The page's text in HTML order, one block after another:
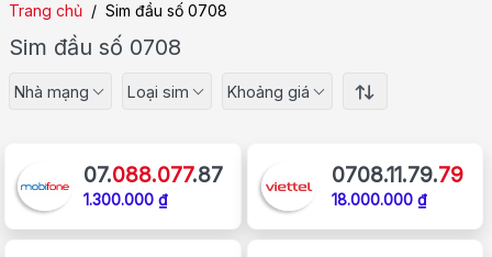
Trang chủ / Sim đầu số 0708
Sim đầu số 0708
Nhà mạng Loại sim Khoảng giá
07.088.077.87
1.300.000 ₫
0708.11.79.79
18.000.000 ₫